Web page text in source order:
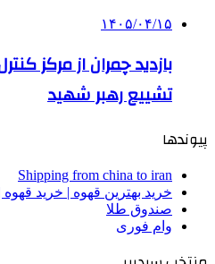
۱۴۰۵/۰۴/۱۵
بازدید چمران از مرکز
تشییع رهبر شهید
پیوندها
Shipping from china to iran
خرید بهترین قهوه | خرید
صندوق طلا
وام فوری